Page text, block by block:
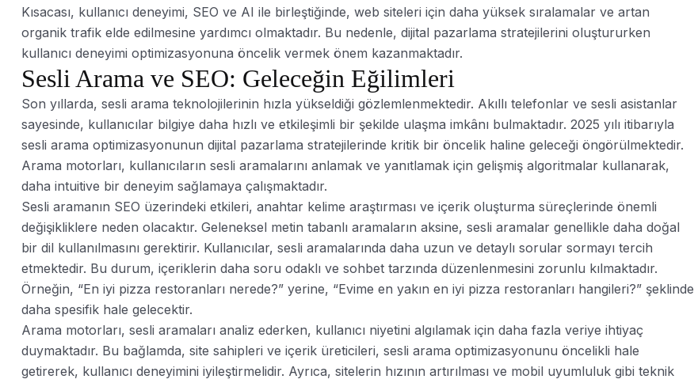
Kısacası, kullanıcı deneyimi, SEO ve AI ile birleştiğinde, web siteleri için daha yüksek sıralamalar ve artan
organik trafik elde edilmesine yardımcı olmaktadır. Bu nedenle, dijital pazarlama stratejilerini oluştururken
kullanıcı deneyimi optimizasyonuna öncelik vermek önem kazanmaktadır.
Sesli Arama ve SEO: Geleceğin Eğilimleri
Son yıllarda, sesli arama teknolojilerinin hızla yükseldiği gözlemlenmektedir. Akıllı telefonlar ve sesli asistanlar
sayesinde, kullanıcılar bilgiye daha hızlı ve etkileşimli bir şekilde ulaşma imkânı bulmaktadır. 2025 yılı itibarıyla
sesli arama optimizasyonunun dijital pazarlama stratejilerinde kritik bir öncelik haline geleceği öngörülmektedir.
Arama motorları, kullanıcıların sesli aramalarını anlamak ve yanıtlamak için gelişmiş algoritmalar kullanarak,
daha intuitive bir deneyim sağlamaya çalışmaktadır.
Sesli aramanın SEO üzerindeki etkileri, anahtar kelime araştırması ve içerik oluşturma süreçlerinde önemli
değişikliklere neden olacaktır. Geleneksel metin tabanlı aramaların aksine, sesli aramalar genellikle daha doğal
bir dil kullanılmasını gerektirir. Kullanıcılar, sesli aramalarında daha uzun ve detaylı sorular sormayı tercih
etmektedir. Bu durum, içeriklerin daha soru odaklı ve sohbet tarzında düzenlenmesini zorunlu kılmaktadır.
Örneğin, “En iyi pizza restoranları nerede?” yerine, “Evime en yakın en iyi pizza restoranları hangileri?” şeklinde
daha spesifik hale gelecektir.
Arama motorları, sesli aramaları analiz ederken, kullanıcı niyetini algılamak için daha fazla veriye ihtiyaç
duymaktadır. Bu bağlamda, site sahipleri ve içerik üreticileri, sesli arama optimizasyonunu öncelikli hale
getirerek, kullanıcı deneyimini iyileştirmelidir. Ayrıca, sitelerin hızının artırılması ve mobil uyumluluk gibi teknik